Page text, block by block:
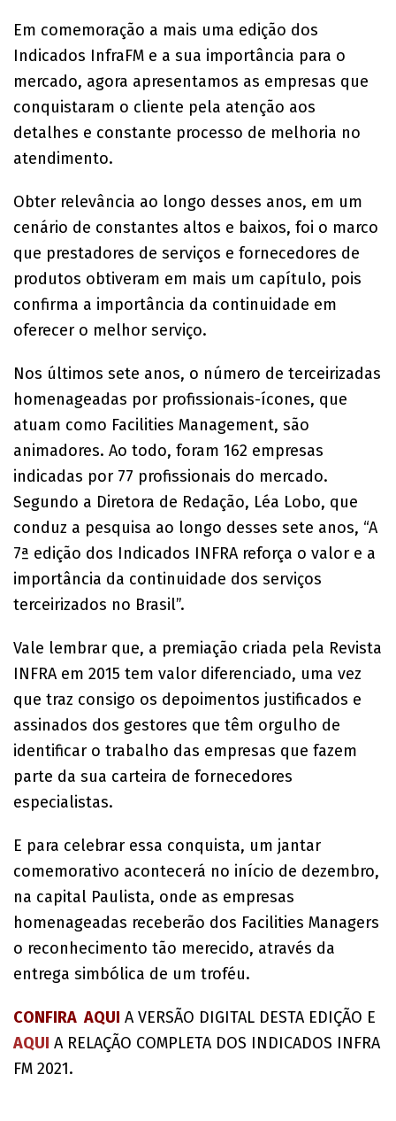
Em comemoração a mais uma edição dos
Indicados InfraFM e a sua importância para o
mercado, agora apresentamos as empresas que
conquistaram o cliente pela atenção aos
detalhes e constante processo de melhoria no
atendimento.
Obter relevância ao longo desses anos, em um
cenário de constantes altos e baixos, foi o marco
que prestadores de serviços e fornecedores de
produtos obtiveram em mais um capítulo, pois
confirma a importância da continuidade em
oferecer o melhor serviço.
Nos últimos sete anos, o número de terceirizadas
homenageadas por profissionais-ícones, que
atuam como Facilities Management, são
animadores. Ao todo, foram 162 empresas
indicadas por 77 profissionais do mercado.
Segundo a Diretora de Redação, Léa Lobo, que
conduz a pesquisa ao longo desses sete anos, “A
7ª edição dos Indicados INFRA reforça o valor e a
importância da continuidade dos serviços
terceirizados no Brasil”.
Vale lembrar que, a premiação criada pela Revista
INFRA em 2015 tem valor diferenciado, uma vez
que traz consigo os depoimentos justificados e
assinados dos gestores que têm orgulho de
identificar o trabalho das empresas que fazem
parte da sua carteira de fornecedores
especialistas.
E para celebrar essa conquista, um jantar
comemorativo acontecerá no início de dezembro,
na capital Paulista, onde as empresas
homenageadas receberão dos Facilities Managers
o reconhecimento tão merecido, através da
entrega simbólica de um troféu.
CONFIRA AQUI A VERSÃO DIGITAL DESTA EDIÇÃO E
AQUI A RELAÇÃO COMPLETA DOS INDICADOS INFRA
FM 2021.